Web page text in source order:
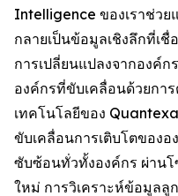
Intelligence ของเราช่ว
กลายเป็นข้อมูลเชิงลึกที่เ
การเปลี่ยนแปลงจากองค์
องค์กรที่ขับเคลื่อนด้วยกา
เทคโนโลยีของ
ขับเคลื่อนการเติบโตของ
ซับซ้อนทั่วทั้งองค์กร ผ่าน
ใหม่ การวิเคราะห์ข้อมูลลู